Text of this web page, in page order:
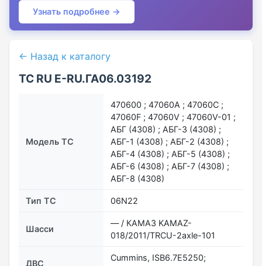
Узнать подробнее →
← Назад к каталогу
ТС RU Е-RU.ГА06.03192
Модель ТС
470600 ; 47060A ; 47060C ;
47060F ; 47060V ; 47060V-01 ;
АБГ (4308) ; АБГ-3 (4308) ;
АБГ-1 (4308) ; АБГ-2 (4308) ;
АБГ-4 (4308) ; АБГ-5 (4308) ;
АБГ-6 (4308) ; АБГ-7 (4308) ;
АБГ-8 (4308)
Тип ТС 06N22
Шасси
— / КАМАЗ KAMAZ-
018/2011/TRCU-2axle-101
ДВС
Cummins, ISB6.7E5250;